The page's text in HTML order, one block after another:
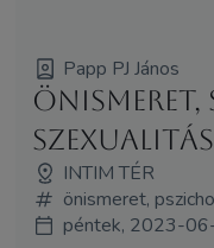
Papp PJ János
szexualitás
INTIM TÉR
önismeret,
péntek, 2023-